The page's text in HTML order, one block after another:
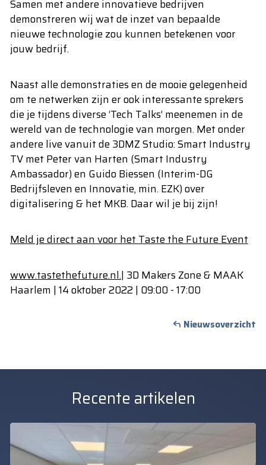
Samen met andere innovatieve bedrijven
demonstreren wij wat de inzet van bepaalde
nieuwe technologie zou kunnen betekenen voor
jouw bedrijf.
Naast alle demonstraties en de mooie gelegenheid
om te netwerken zijn er ook interessante sprekers
die je tijdens diverse ‘Tech Talks’ meenemen in de
wereld van de technologie van morgen. Met onder
andere live vanuit de 3DMZ Studio: Smart Industry
TV met Peter van Harten (Smart Industry
Ambassador) en Guido Biessen (Interim-DG
Bedrijfsleven en Innovatie, min. EZK) over
digitalisering & het MKB. Daar wil je bij zijn!
Meld je direct aan voor het Taste the Future Event
www.tastethefuture.nl.| 3D Makers Zone & MAAK
Haarlem | 14 oktober 2022 | 09:00 - 17:00
Nieuwsoverzicht
Recente artikelen